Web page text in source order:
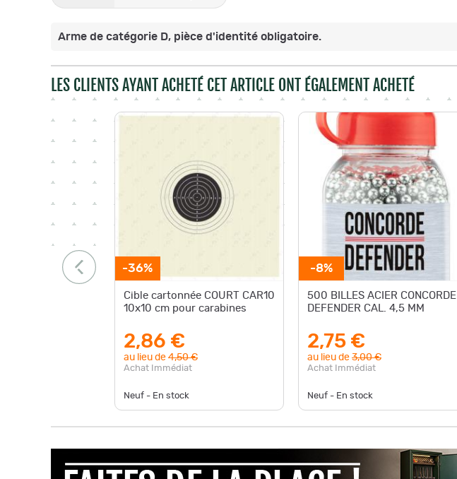
Arme de catégorie D, pièce d'identité obligatoire.
LES CLIENTS AYANT ACHETÉ CET ARTICLE ONT ÉGALEMENT ACHETÉ
-36%
Cible cartonnée COURT CAR10
10x10 cm pour carabines
2,86 €
au lieu de 4,50 €
Achat Immédiat
Neuf - En stock
-8%
500 BILLES ACIER CONCORDE
DEFENDER CAL. 4,5 MM
2,75 €
au lieu de 3,00 €
Achat Immédiat
Neuf - En stock